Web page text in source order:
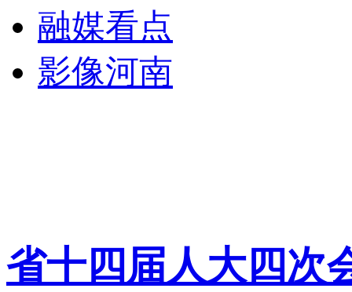
融媒看点
影像河南
省十四届人大四次